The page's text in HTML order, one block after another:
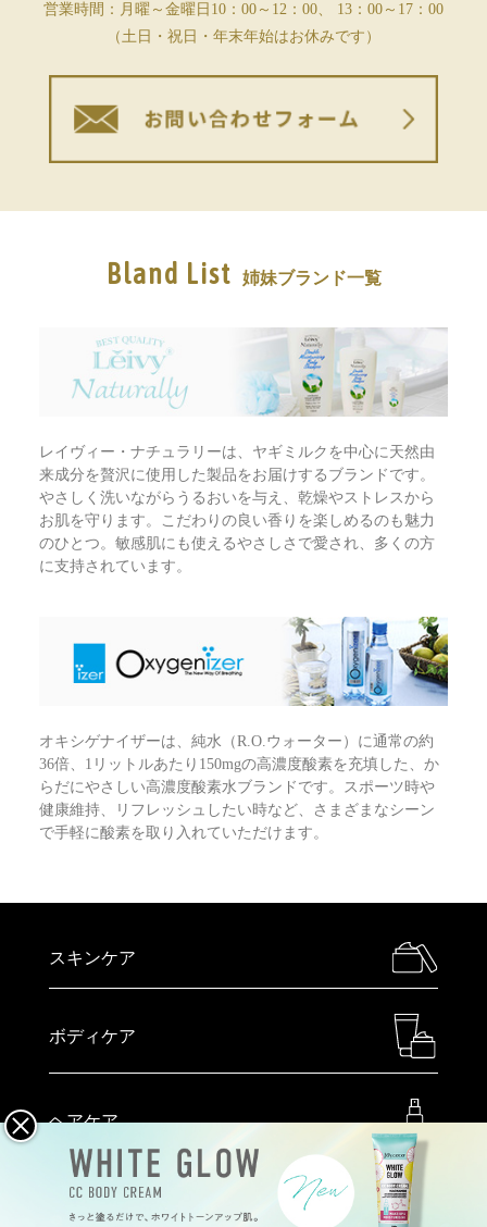
営業時間：月曜～金曜日10：00～12：00、 13：00～17：00
（土日・祝日・年末年始はお休みです）
Bland List 姉妹ブランド一覧
レイヴィー・ナチュラリーは、ヤギミルクを中心に天然由
来成分を贅沢に使用した製品をお届けするブランドです。
やさしく洗いながらうるおいを与え、乾燥やストレスから
お肌を守ります。こだわりの良い香りを楽しめるのも魅力
のひとつ。敏感肌にも使えるやさしさで愛され、多くの方
に支持されています。
オキシゲナイザーは、純水（R.O.ウォーター）に通常の約
36倍、1リットルあたり150mgの高濃度酸素を充填した、か
らだにやさしい高濃度酸素水ブランドです。スポーツ時や
健康維持、リフレッシュしたい時など、さまざまなシーン
で手軽に酸素を取り入れていただけます。
スキンケア
ボディケア
ヘアケア
メイクアップ